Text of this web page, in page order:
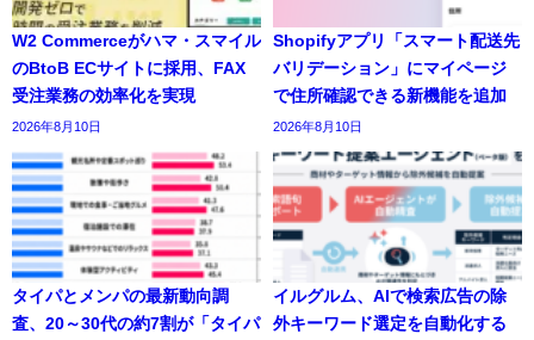
W2 Commerceがハマ・スマイル
のBtoB ECサイトに採用、FAX
受注業務の効率化を実現
2026年8月10日
Shopifyアプリ「スマート配送先
バリデーション」にマイページ
で住所確認できる新機能を追加
2026年8月10日
タイパとメンパの最新動向調
査、20～30代の約7割が「タイパ
イルグルム、AIで検索広告の除
外キーワード選定を自動化する